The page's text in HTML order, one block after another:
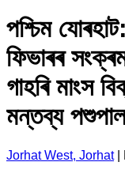
পশ্চিম
ফিভাৰৰ
গাহৰি মাংস
মন্তব্য
Jorhat West, Jorhat|